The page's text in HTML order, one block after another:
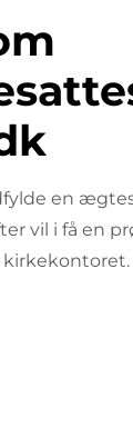
en
vil i få en
kirkekontoret.